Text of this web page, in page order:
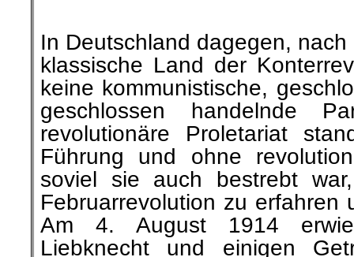
In Deutschland dagegen,
klassische Land der
keine kommunistische,
geschlossen handelnde
revolutionäre Proletariat
Führung und ohne
soviel sie auch bestrebt
Februarrevolution zu erfahren
Am 4. August 1914
Liebknecht und einigen